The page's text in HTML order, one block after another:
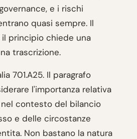
e i rischi
quasi sempre. Il
principio chiede una
trascrizione.
701.A25. Il paragrafo
l'importanza relativa
contesto del bilancio
e delle circostanze
Non bastano la natura